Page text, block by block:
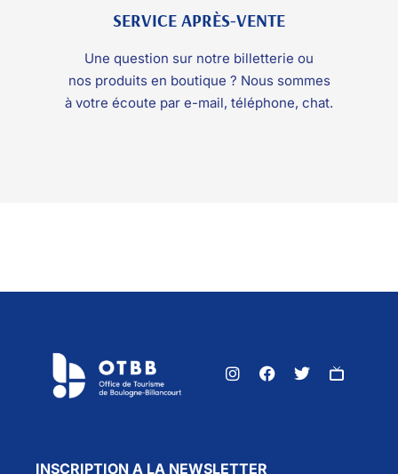
SERVICE APRÈS-VENTE
Une question sur notre billetterie ou
nos produits en boutique ? Nous sommes
à votre écoute par e-mail, téléphone, chat.
INSCRIPTION A LA NEWSLETTER